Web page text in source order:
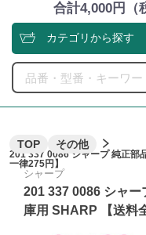
合計4,000円（
TOP その他
201 337 0086 シャープ 純正部
一律275円】
シャープ
201 337 0086 シャ
庫用 SHARP 【送料